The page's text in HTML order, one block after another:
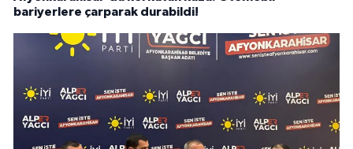
bariyerlere çarparak durabildi!